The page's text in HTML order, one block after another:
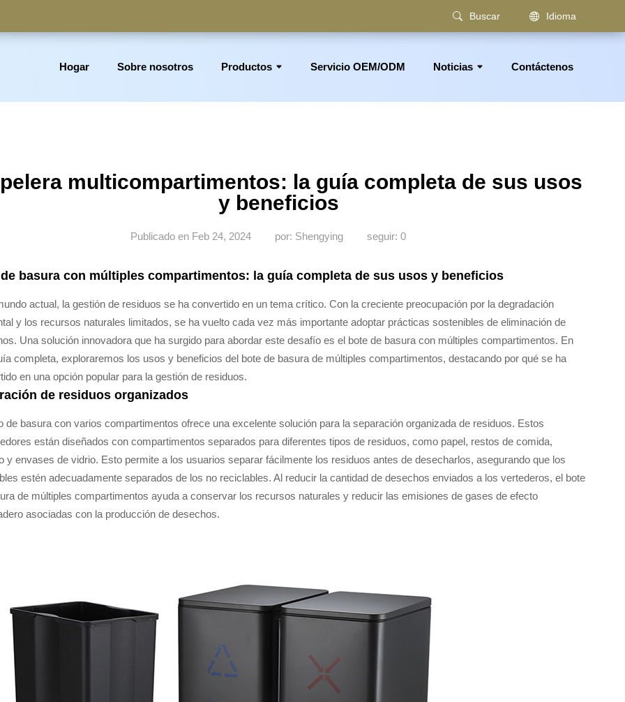
Buscar Idioma
Hogar Sobre nosotros Productos Servicio OEM/ODM Noticias Contáctenos
cesto de basura, papelera para la colada, portarrollos, toallero, accesorios de baño
multicompartimentos: la guía completa de sus usos
y beneficios
Publicado en Feb 24, 2024 por: Shengying seguir: 0
basura con múltiples compartimentos: la guía completa de sus usos y beneficios
actual, la gestión de residuos se ha convertido en un tema crítico. Con la creciente preocupación por la degradación
y los recursos naturales limitados, se ha vuelto cada vez más importante adoptar prácticas sostenibles de eliminación de
Una solución innovadora que ha surgido para abordar este desafío es el bote de basura con múltiples compartimentos. En
completa, exploraremos los usos y beneficios del bote de basura de múltiples compartimentos, destacando por qué se ha
en una opción popular para la gestión de residuos.
de residuos organizados
de basura con varios compartimentos ofrece una excelente solución para la separación organizada de residuos. Estos
están diseñados con compartimentos separados para diferentes tipos de residuos, como papel, restos de comida,
y envases de vidrio. Esto permite a los usuarios separar fácilmente los residuos antes de desecharlos, asegurando que los
estén adecuadamente separados de los no reciclables. Al reducir la cantidad de desechos enviados a los vertederos, el bote
de múltiples compartimentos ayuda a conservar los recursos naturales y reducir las emisiones de gases de efecto
asociadas con la producción de desechos.